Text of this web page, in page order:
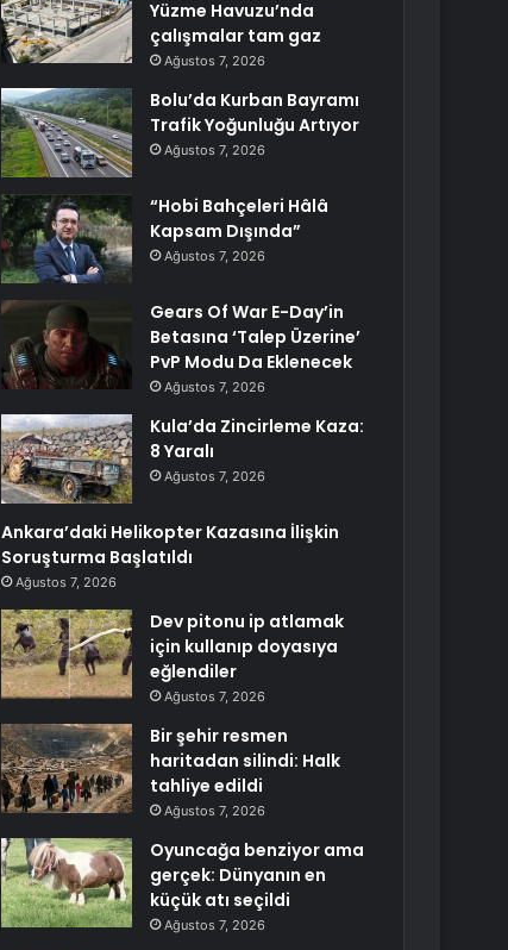
Yüzme Havuzu’nda
çalışmalar tam gaz
Ağustos 7, 2026
Bolu’da Kurban Bayramı
Trafik Yoğunluğu Artıyor
Ağustos 7, 2026
“Hobi Bahçeleri Hâlâ
Kapsam Dışında”
Ağustos 7, 2026
Gears Of War E-Day’in
Betasına ‘Talep Üzerine’
PvP Modu Da Eklenecek
Ağustos 7, 2026
Kula’da Zincirleme Kaza:
8 Yaralı
Ağustos 7, 2026
Ankara’daki Helikopter Kazasına İlişkin
Soruşturma Başlatıldı
Ağustos 7, 2026
Dev pitonu ip atlamak
için kullanıp doyasıya
eğlendiler
Ağustos 7, 2026
Bir şehir resmen
haritadan silindi: Halk
tahliye edildi
Ağustos 7, 2026
Oyuncağa benziyor ama
gerçek: Dünyanın en
küçük atı seçildi
Ağustos 7, 2026